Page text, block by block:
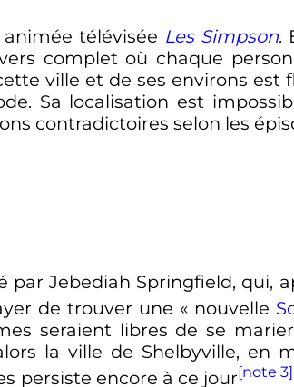
télévisée Les Simpson.
complet où chaque
ville et de ses environs est
Sa localisation est
contradictoires selon les
Jebediah Springfield, qui,
de trouver une « nouvelle
seraient libres de se
la ville de Shelbyville, en
persiste encore à ce jour[note 3]